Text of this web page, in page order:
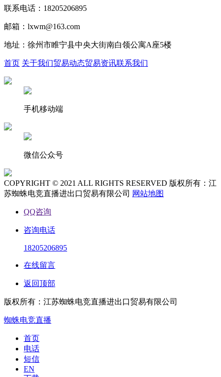
联系电话：18205206895
邮箱：lxwm@163.com
地址：徐州市睢宁县中央大街南白领公寓A座5楼
首页 关于我们贸易动态贸易资讯联系我们
手机移动端
微信公众号
COPYRIGHT © 2021 ALL RIGHTS RESERVED 版权所有：江
苏蜘蛛电竞直播进出口贸易有限公司 网站地图
QQ咨询
咨询电话
18205206895
在线留言
返回顶部
版权所有：江苏蜘蛛电竞直播进出口贸易有限公司
蜘蛛电竞直播
首页
电话
短信
EN